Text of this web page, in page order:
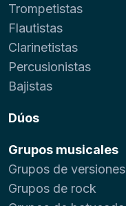
Trompetistas
Flautistas
Clarinetistas
Percusionistas
Bajistas
Dúos
Grupos musicales
Grupos de versiones
Grupos de rock